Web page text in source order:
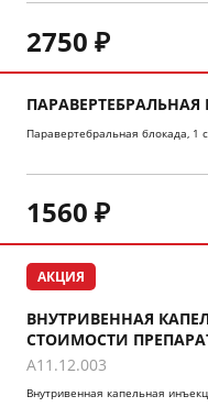
2750 ₽
Паравертебральная блокада, 1
1560 ₽
АКЦИЯ
ВНУТРИВЕННАЯ
СТОИМОСТИ
A11.12.003
Внутривенная капельная